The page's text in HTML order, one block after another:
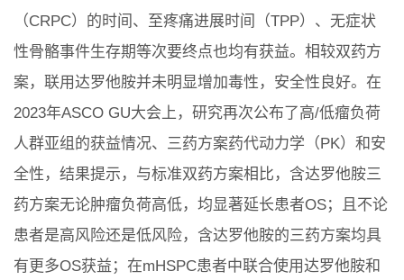
（CRPC）的时间、至疼痛进展时间（TPP）、无症状
性骨骼事件生存期等次要终点也均有获益。相较双药方
案，联用达罗他胺并未明显增加毒性，安全性良好。在
2023年ASCO GU大会上，研究再次公布了高/低瘤负荷
人群亚组的获益情况、三药方案药代动力学（PK）和安
全性，结果提示，与标准双药方案相比，含达罗他胺三
药方案无论肿瘤负荷高低，均显著延长患者OS；且不论
患者是高风险还是低风险，含达罗他胺的三药方案均具
有更多OS获益；在mHSPC患者中联合使用达罗他胺和